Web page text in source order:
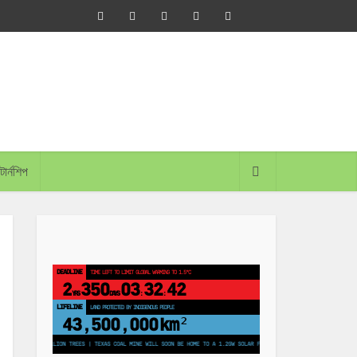
DEADLINE TIME LEFT TO LIMIT GLOBAL WARMING TO 1.5°C
2YRS 350DAYS 03: 32: 41
LIFELINE LAND PROTECTED BY INDIGENOUS PEOPLE
43,500,000km²
250 MILLION TREES | TEXAS COAL MINE WILL SOON BE HOME TO A 1.2GW SOLAR FARM | CHINA GENERATES LESS THAN